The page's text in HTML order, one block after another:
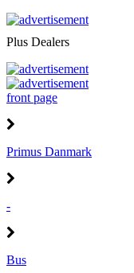
Plus Dealers
front page
Primus Danmark
-
Bus